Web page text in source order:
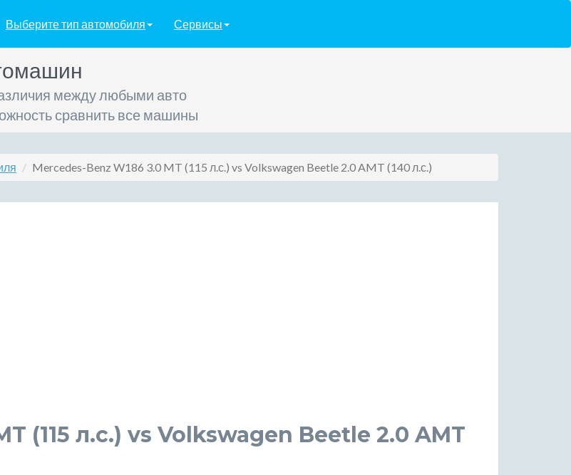
Выберите тип автомобиля Сервисы
между любыми авто
сравнить все машины
Mercedes-Benz W186 3.0 MT (115 л.с.) vs Volkswagen Beetle 2.0 AMT (140 л.с.)
(115 л.с.) vs Volkswagen Beetle 2.0 AMT